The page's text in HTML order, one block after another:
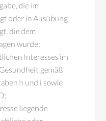
die im
oder in Ausübung
die dem
wurde;
Interesses im
gemäß
h und i sowie
liegende